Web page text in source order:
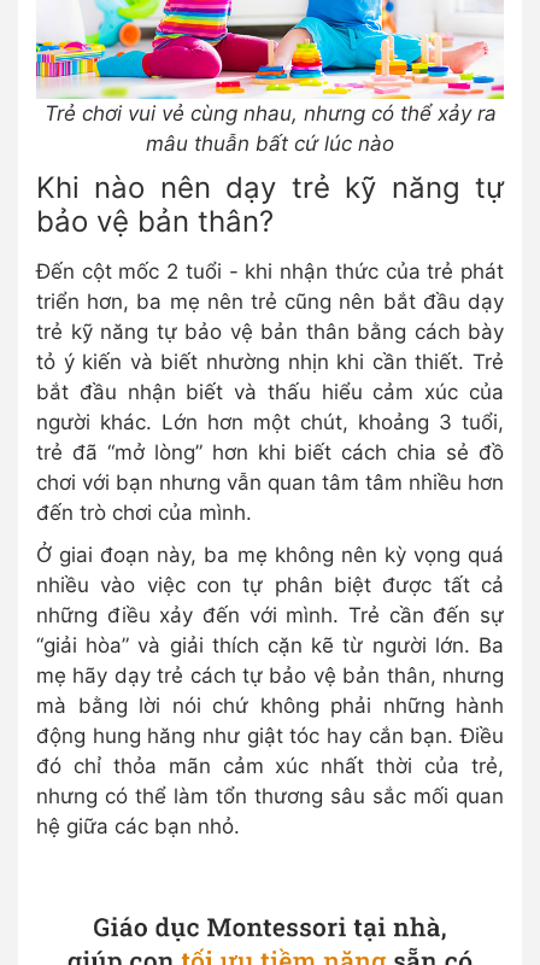
Trẻ chơi vui vẻ cùng nhau, nhưng có thể xảy ra
mâu thuẫn bất cứ lúc nào
Khi nào nên dạy trẻ kỹ năng tự
bảo vệ bản thân?
Đến cột mốc 2 tuổi - khi nhận thức của trẻ phát
triển hơn, ba mẹ nên trẻ cũng nên bắt đầu dạy
trẻ kỹ năng tự bảo vệ bản thân bằng cách bày
tỏ ý kiến và biết nhường nhịn khi cần thiết. Trẻ
bắt đầu nhận biết và thấu hiểu cảm xúc của
người khác. Lớn hơn một chút, khoảng 3 tuổi,
trẻ đã “mở lòng” hơn khi biết cách chia sẻ đồ
chơi với bạn nhưng vẫn quan tâm tâm nhiều hơn
đến trò chơi của mình.
Ở giai đoạn này, ba mẹ không nên kỳ vọng quá
nhiều vào việc con tự phân biệt được tất cả
những điều xảy đến với mình. Trẻ cần đến sự
“giải hòa” và giải thích cặn kẽ từ người lớn. Ba
mẹ hãy dạy trẻ cách tự bảo vệ bản thân, nhưng
mà bằng lời nói chứ không phải những hành
động hung hăng như giật tóc hay cắn bạn. Điều
đó chỉ thỏa mãn cảm xúc nhất thời của trẻ,
nhưng có thể làm tổn thương sâu sắc mối quan
hệ giữa các bạn nhỏ.